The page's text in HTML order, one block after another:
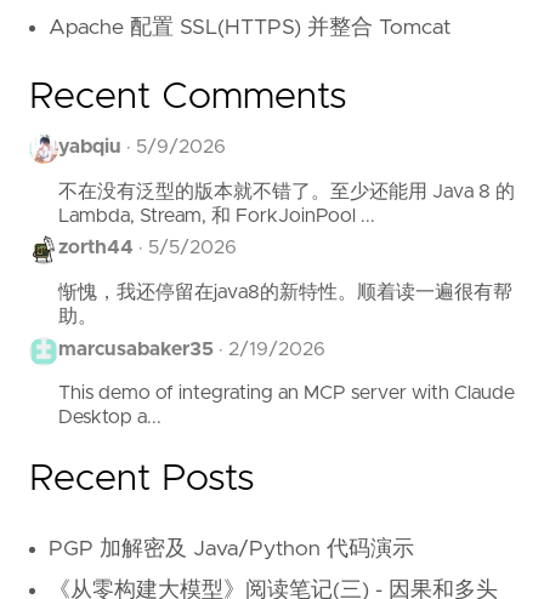
Apache 配置 SSL(HTTPS) 并整合 Tomcat
Recent Comments
yabqiu · 5/9/2026
不在没有泛型的版本就不错了。至少还能用 Java 8 的
Lambda, Stream, 和 ForkJoinPool ...
zorth44 · 5/5/2026
惭愧，我还停留在java8的新特性。顺着读一遍很有帮
助。
marcusabaker35 · 2/19/2026
This demo of integrating an MCP server with Claude
Desktop a...
Recent Posts
PGP 加解密及 Java/Python 代码演示
《从零构建大模型》阅读笔记(三) - 因果和多头